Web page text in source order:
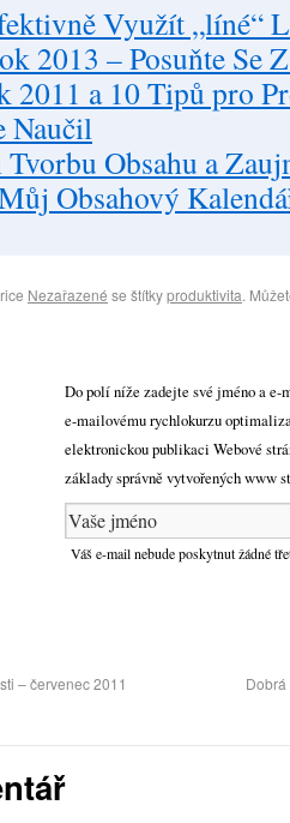
Využít „líné“
2013 – Posuňte Se
2011 a 10 Tipů pro
Naučil
Tvorbu Obsahu a
Obsahový
Nezařazené se štítkyproduktivita.
Do polí níže zadejte své jméno a
e-mailovému rychlokurzu
elektronickou publikaci Webové
základy správně vytvořených www
Váš e-mail nebude poskytnut žádné
– červenec 2011